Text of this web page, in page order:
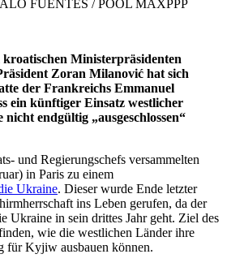
FUENTES / POOL MAXPPP
Ministerpräsidenten
Zoran Milanović hat sich
der Frankreichs Emmanuel
ein künftiger Einsatz westlicher
endgültig „ausgeschlossen“
und Regierungschefs versammelten
in Paris zu einem
Ukraine. Dieser wurde Ende letzter
ins Leben gerufen, da der
Ukraine in sein drittes Jahr geht. Ziel des
wie die westlichen Länder ihre
für Kyjiw ausbauen können.